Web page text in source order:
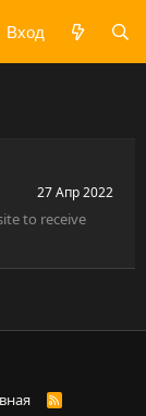
Вход
27 Апр 2022
to receive
R